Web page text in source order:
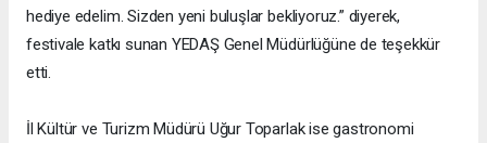
hediye edelim. Sizden yeni buluşlar bekliyoruz.” diyerek,
festivale katkı sunan YEDAŞ Genel Müdürlüğüne de teşekkür
etti.
İl Kültür ve Turizm Müdürü Uğur Toparlak ise gastronomi